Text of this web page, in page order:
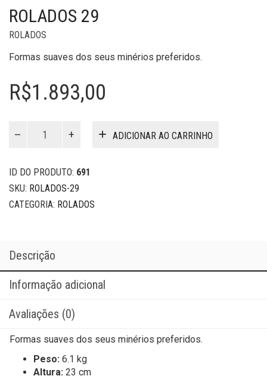
ROLADOS 29
ROLADOS
Formas suaves dos seus minérios preferidos.
R$1.893,00
ADICIONAR AO CARRINHO
ID DO PRODUTO: 691
SKU: ROLADOS-29
CATEGORIA: ROLADOS
Descrição
Informação adicional
Avaliações (0)
Formas suaves dos seus minérios preferidos.
Peso: 6.1 kg
Altura: 23 cm